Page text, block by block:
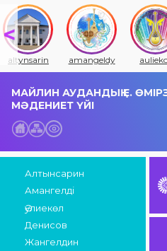
altynsarin amangeldy
МАЙЛИН АУДАНДЫҚ Е.
МӘДЕНИЕТ ҮЙІ
Алтынсарин
Амангелді
Әулиекөл
Денисов
Жангелдин